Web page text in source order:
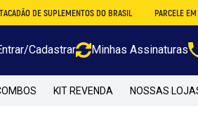
DE SUPLEMENTOS DO BRASIL PARCELE EM
Cadastrar Minhas Assinaturas
KIT REVENDA NOSSAS